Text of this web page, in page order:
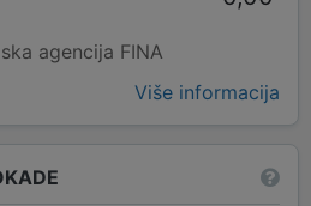
agencija FINA
Više informacija